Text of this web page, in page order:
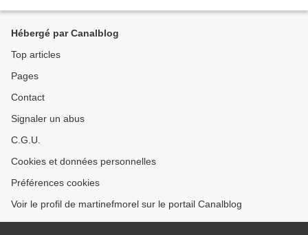
Hébergé par Canalblog
Top articles
Pages
Contact
Signaler un abus
C.G.U.
Cookies et données personnelles
Préférences cookies
Voir le profil de martinefmorel sur le portail Canalblog